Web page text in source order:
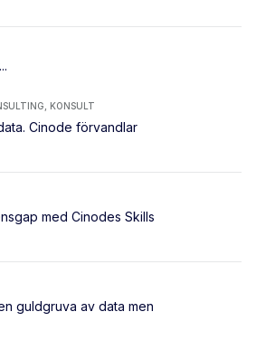
KONSULT
Cinode förvandlar
med Cinodes Skills
guldgruva av data men